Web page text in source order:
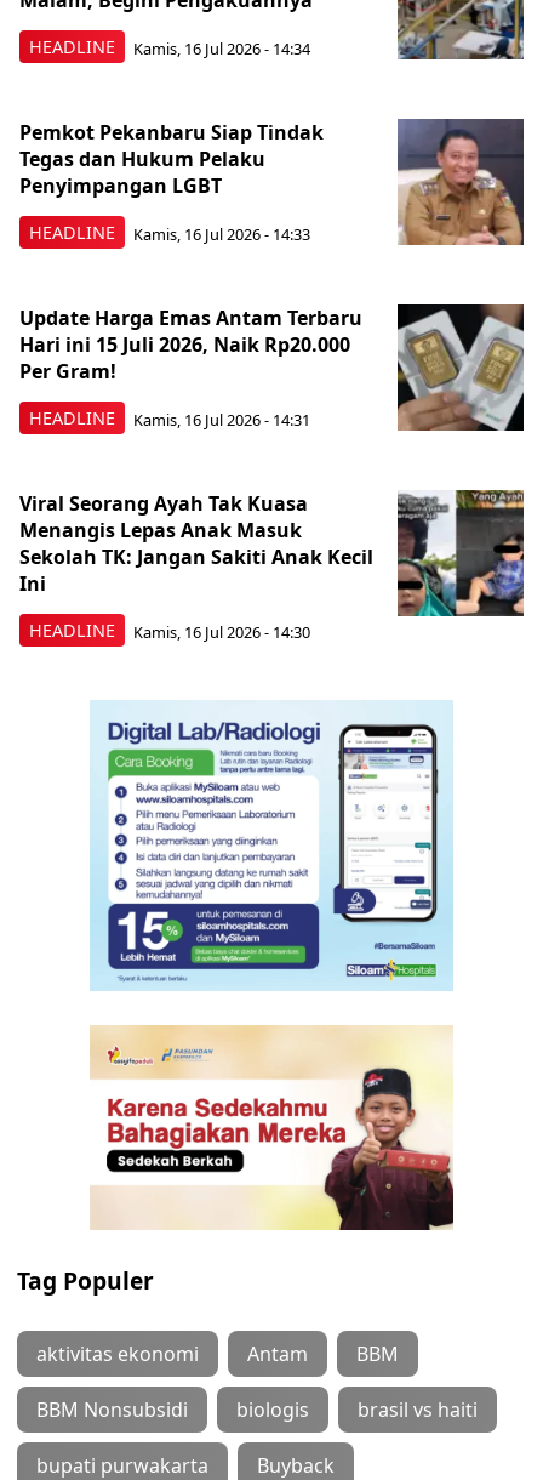
HEADLINE Kamis, 16 Jul 2026 - 14:34
HEADLINE
Pemkot Pekanbaru Siap Tindak
Tegas dan Hukum Pelaku
Penyimpangan LGBT
Kamis, 16 Jul 2026 - 14:33
HEADLINE
Update Harga Emas Antam Terbaru
Hari ini 15 Juli 2026, Naik Rp20.000
Per Gram!
Kamis, 16 Jul 2026 - 14:31
HEADLINE
Viral Seorang Ayah Tak Kuasa
Menangis Lepas Anak Masuk
Sekolah TK: Jangan Sakiti Anak Kecil
Ini
Kamis, 16 Jul 2026 - 14:30
Tag Populer
aktivitas ekonomi Antam BBM
BBM Nonsubsidi biologis brasil vs haiti
bupati purwakarta Buyback